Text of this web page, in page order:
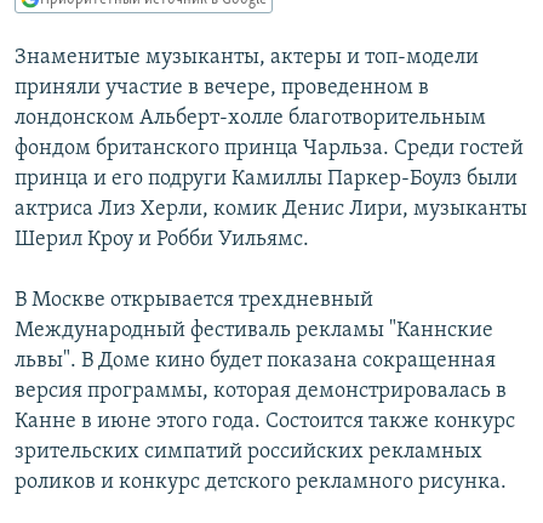
Знаменитые музыканты, актеры и топ-модели
приняли участие в вечере, проведенном в
лондонском Альберт-холле благотворительным
фондом британского принца Чарльза. Среди гостей
принца и его подруги Камиллы Паркер-Боулз были
актриса Лиз Херли, комик Денис Лири, музыканты
Шерил Кроу и Робби Уильямс.
В Москве открывается трехдневный
Международный фестиваль рекламы "Каннские
львы". В Доме кино будет показана сокращенная
версия программы, которая демонстрировалась в
Канне в июне этого года. Состоится также конкурс
зрительских симпатий российских рекламных
роликов и конкурс детского рекламного рисунка.